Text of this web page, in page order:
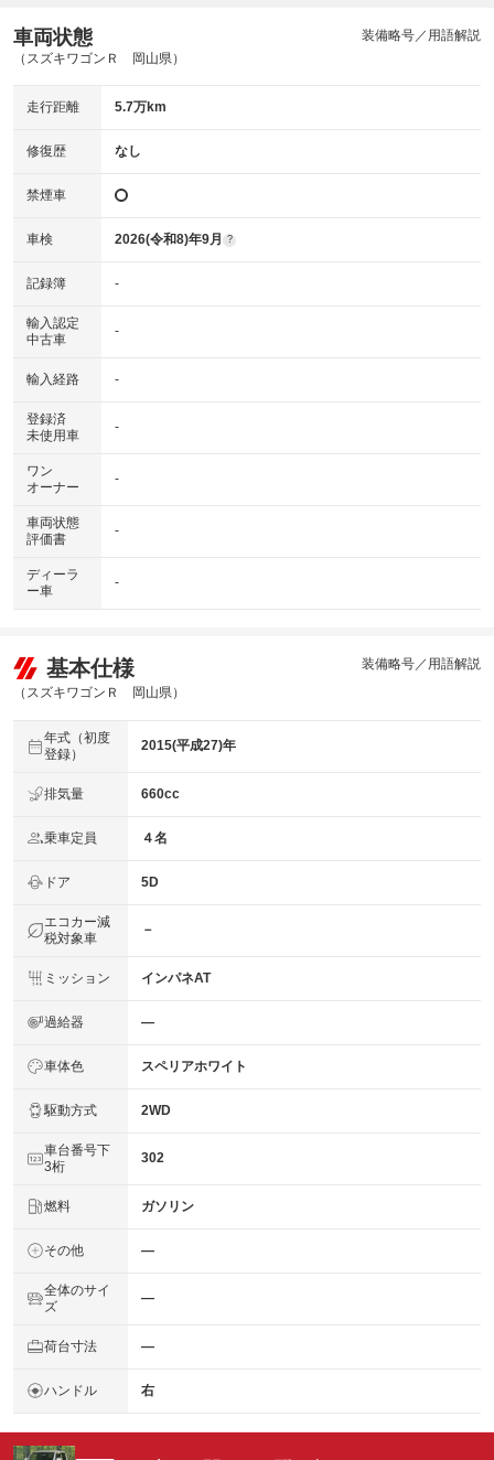
車両状態
（スズキワゴンＲ 岡山県）
装備略号／用語解説
走行距離 5.7万km
修復歴 なし
禁煙車
車検 2026(令和8)年9月 ?
記録簿 -
輸入認定
中古車
-
輸入経路 -
登録済
未使用車
-
ワン
オーナー
-
車両状態
評価書
-
ディーラ
ー車
-
基本仕様
（スズキワゴンＲ 岡山県）
装備略号／用語解説
年式（初度
登録）
2015(平成27)年
排気量 660cc
乗車定員 ４名
ドア 5D
エコカー減
税対象車
－
ミッション インパネAT
過給器 ―
車体色 スペリアホワイト
駆動方式 2WD
車台番号下
3桁
302
燃料 ガソリン
その他 ―
全体のサイ
ズ
―
荷台寸法 ―
ハンドル 右